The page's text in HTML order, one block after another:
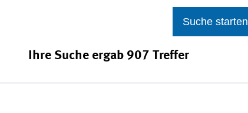
Suche starten
Ihre Suche ergab 907 Treffer